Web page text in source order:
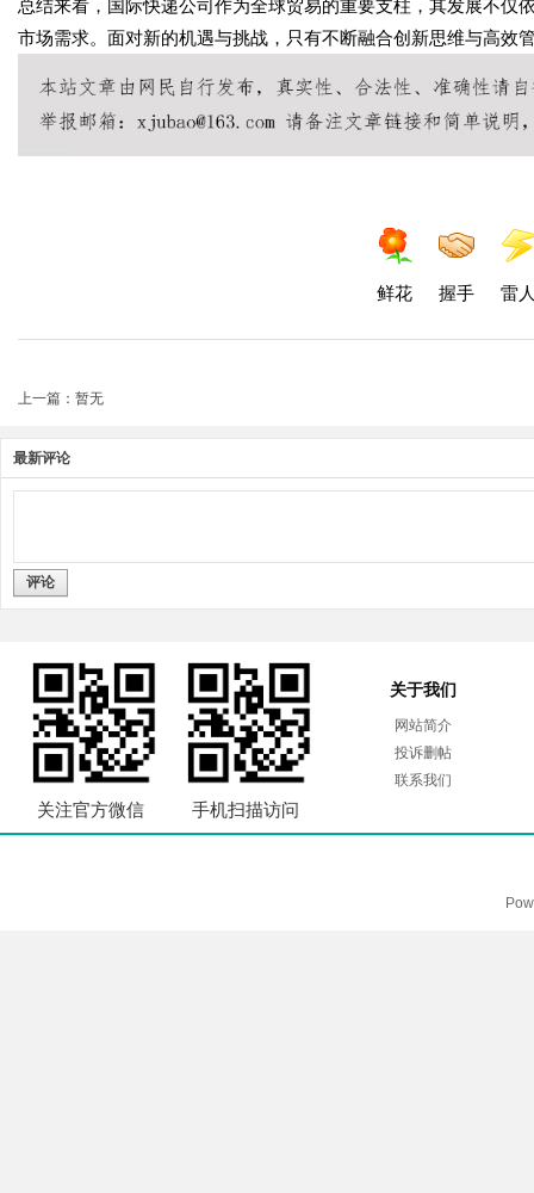
总结来看，国际快递公司作为全球贸易的重要支柱，其发展不
市场需求。面对新的机遇与挑战，只有不断融合创新思维与高效
鲜花 握手 雷
上一篇：暂无
最新评论
评论
关注官方微信 手机扫描访问
关于我们
网站简介
投诉删帖
联系我们